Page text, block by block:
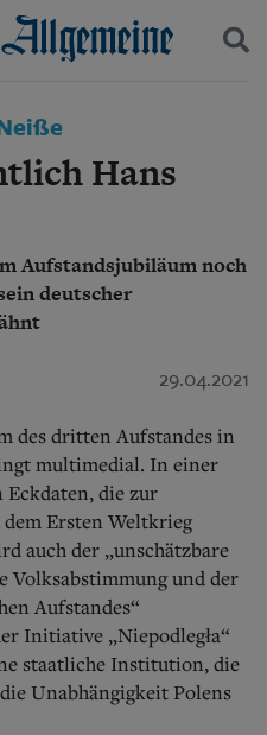
sind
Login
werden
Hans
Aufstandsjubiläum noch
deutscher
29.04.2021
des dritten Aufstandes in
multimedial. In einer
die zur
Ersten Weltkrieg
auch der „unschätzbare
Volksabstimmung und der
Aufstandes“
Initiative „Niepodległa“
staatliche Institution, die
Unabhängigkeit Polens